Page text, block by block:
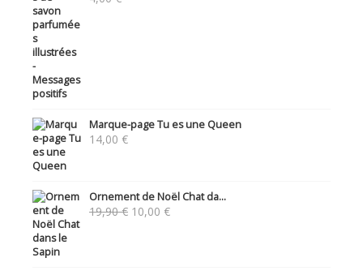
Marque-page Tu es une Queen
14,00 €
Ornement de Noël Chat da...
19,90€ Le
10,00 €Le